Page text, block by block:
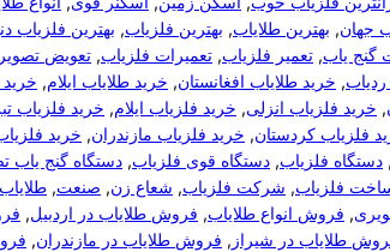
جهان, بهترین طلایاب, بهترین فلزیاب, بهترین فلزیاب
گنج یاب, تعمیر فلزیاب, تعمیرات فلزیاب, تعویض
, خرید طلایاب افغانستان, خرید طلایاب ایلام,
, خرید فلزیاب انزلی, خرید فلزیاب ایلام, خرید فلزیاب
فلزیاب کردستان, خرید فلزیاب مازندران, خرید
, دستگاه فلزیاب, دستگاه قوی فلزیاب, دستگاه گنج یاب
فلزیاب, شرکت فلزیاب, شعاع زن, صنعت, طلایاب
, فروش انواع طلایاب, فروش طلایاب در اردبیل,
طلایاب در شیراز , فروش طلایاب در مازندران,